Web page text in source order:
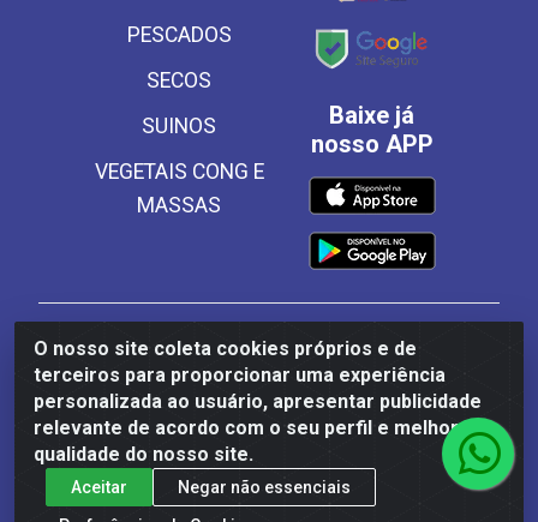
O nosso site coleta cookies próprios e de
terceiros para proporcionar uma experiência
personalizada ao usuário, apresentar publicidade
relevante de acordo com o seu perfil e melhorar a
qualidade do nosso site.
Aceitar
Negar não essenciais
PESCADOS
SECOS
SUINOS
VEGETAIS CONG E
MASSAS
Baixe já
nosso APP
Frinscal - Distribuidora e Importadora de Alimentos
LTDA - Rodovia BR 101 Sul Km 187, 310 Galpão - Santa
Rosa, Palmares/PE - CEP 55540-000 - CNPJ
03.504.437/0001-50